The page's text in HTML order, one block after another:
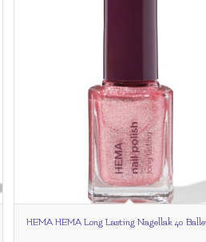
HEMA HEMA Long Lasting Nagellak 40